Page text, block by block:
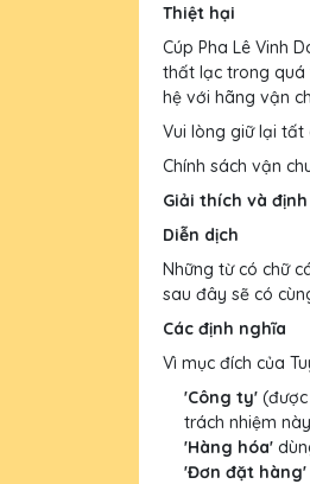
Thiệt hại
Cúp Pha Lê Vinh
thất lạc trong quá
hệ với hãng vận
Vui lòng giữ lại
Chính sách vận
Giải thích và
Diễn dịch
Những từ có chữ
sau đây sẽ có
Các định nghĩa
Vì mục đích của
'Công ty'
trách nhiệm
'Hàng hóa'
'Đơn đặt hàng'